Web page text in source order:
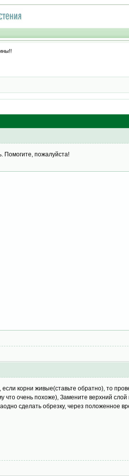
Помогите, пожалуйста!
корни живые(ставьте обратно), то
очень похоже), Замените верхний слой
сделать обрезку, через положенное